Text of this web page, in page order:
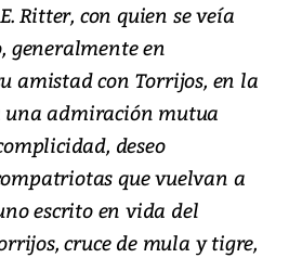
Ritter, con quien se veía
generalmente en
amistad con Torrijos, en la
una admiración mutua
deseo
que vuelvan a
escrito en vida del
cruce de mula y tigre,